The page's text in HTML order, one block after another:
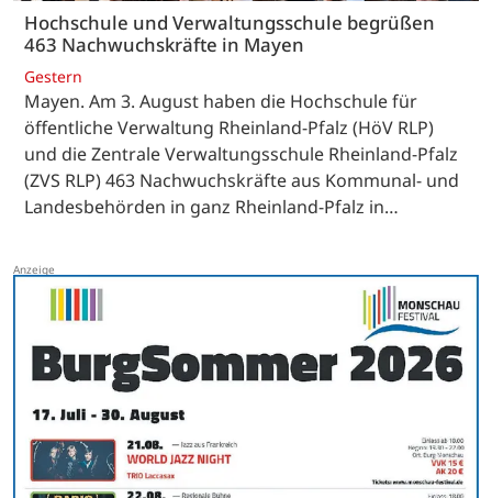
Hochschule und Verwaltungsschule begrüßen
463 Nachwuchskräfte in Mayen
Gestern
Mayen. Am 3. August haben die Hochschule für
öffentliche Verwaltung Rheinland-Pfalz (HöV RLP)
und die Zentrale Verwaltungsschule Rheinland-Pfalz
(ZVS RLP) 463 Nachwuchskräfte aus Kommunal- und
Landesbehörden in ganz Rheinland-Pfalz in…